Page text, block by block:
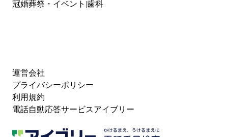
冠婚葬祭・イベント 歯科
運営会社
プライバシーポリシー
利用規約
電話自動応答サービスアイブリー